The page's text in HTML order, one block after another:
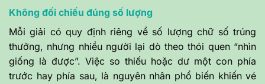
Không đối chiếu đúng số lượng
Mỗi giải có quy định riêng về số lượng chữ số trúng
thưởng, nhưng nhiều người lại dò theo thói quen “nhìn
giống là được”. Việc so thiếu hoặc dư một con phía
trước hay phía sau, là nguyên nhân phổ biến khiến vé